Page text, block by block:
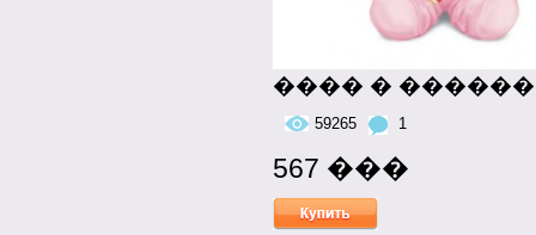
���� �
59265 1
567 ���